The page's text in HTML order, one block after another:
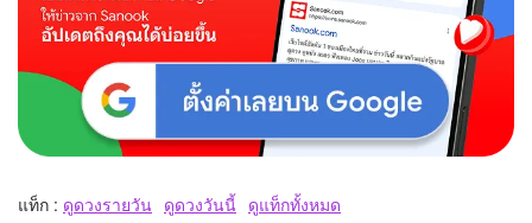
แท็ก : ดูดวงรายวัน ดูดวงวันนี้ ดูแท็กทั้งหมด